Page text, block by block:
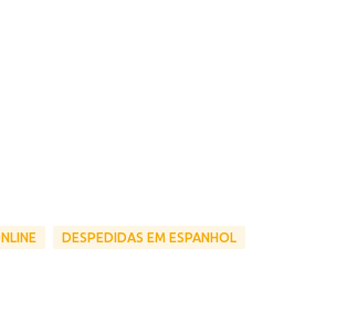
DESPEDIDAS EM ESPANHOL